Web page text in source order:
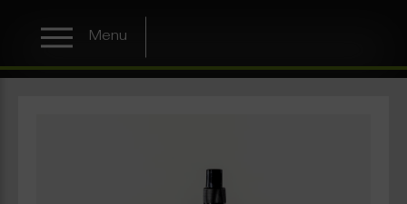
Menu